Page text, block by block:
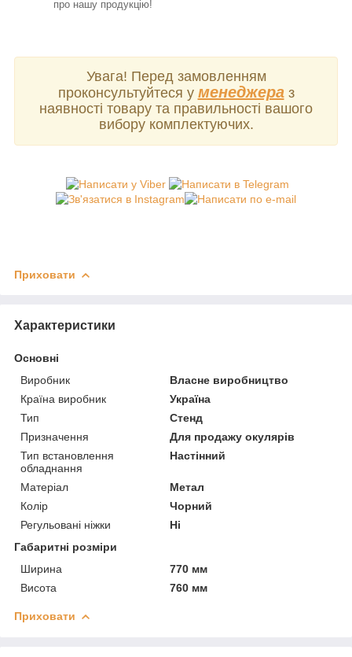
про нашу продукцію!
Увага! Перед замовленням
проконсультуйтеся у менеджераз
наявності товару та правильності вашого
вибору комплектуючих.
Приховати
Характеристики
Основні
Виробник
Власне виробництво
Країна виробник
Україна
Тип
Стенд
Призначення
Для продажу окулярів
Тип встановлення
обладнання
Настінний
Матеріал
Метал
Колір
Чорний
Регульовані ніжки
Ні
Габаритні розміри
Ширина
770 мм
Висота
760 мм
Приховати